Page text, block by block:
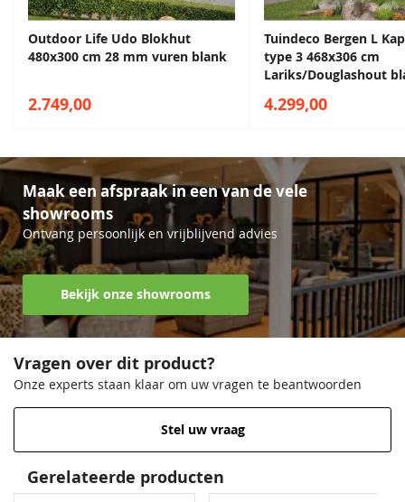
Outdoor Life Udo Blokhut
480x300 cm 28 mm vuren blank
2.749,00
Tuindeco Bergen L
type 3 468x306 cm
Lariks/Douglashout
4.299,00
Maak een afspraak in een van de vele
showrooms
Ontvang persoonlijk en vrijblijvend advies
Bekijk onze showrooms
Vragen over dit product?
Onze experts staan klaar om uw vragen te beantwoorden
Stel uw vraag
Gerelateerde producten